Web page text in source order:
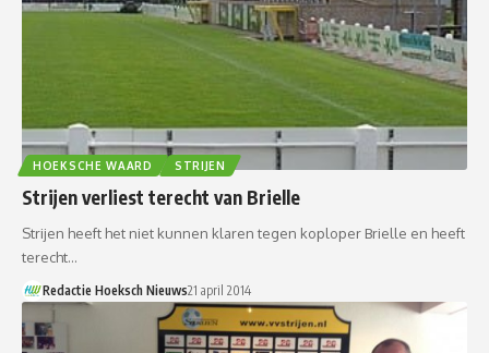
HOEKSCHE WAARD STRIJEN
Strijen verliest terecht van Brielle
Strijen heeft het niet kunnen klaren tegen koploper Brielle en heeft
terecht…
Redactie Hoeksch Nieuws21 april 2014